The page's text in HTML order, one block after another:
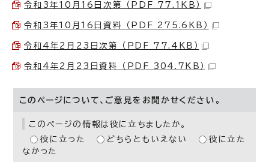
令和3年10月16日次第 （PDF 77.1KB）
令和3年10月16日資料 （PDF 275.6KB）
令和4年2月23日次第 （PDF 77.4KB）
令和4年2月23日資料 （PDF 304.7KB）
このページについて、ご意見をお聞かせください。
このページの情報は役に立ちましたか。
役に立った
どちらともいえない
役に立た
なかった